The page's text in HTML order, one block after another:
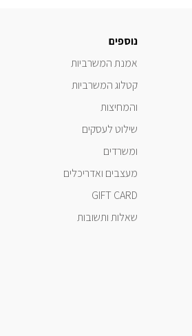
נוספים
אמנת המשרביות
קטלוג המשרביות
והמחיצות
שילוט לעסקים
ומשרדים
מעצבים ואדריכלים
GIFT CARD
שאלות ותשובות